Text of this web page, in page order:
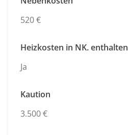
520 €
Heizkosten in NK. enthalten
Ja
Kaution
3.500 €